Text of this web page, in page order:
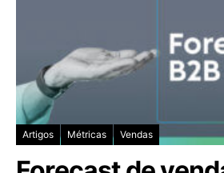
Artigos Métricas Vendas